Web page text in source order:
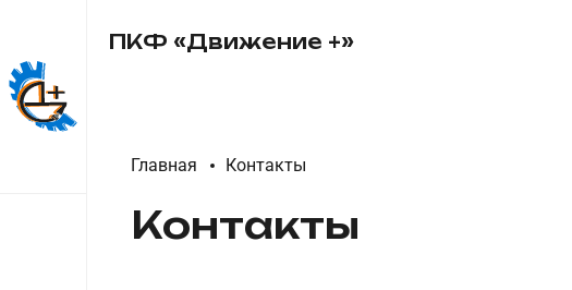
ПКФ «Движение +»
Главная Контакты
Контакты